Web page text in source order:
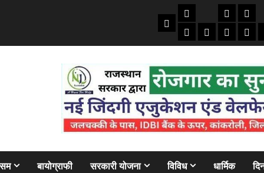
Home
तकनीकी
ऑटो
मोबाइल
क्राइम/
अजबबैंक
बायोग्राफी सरकारी योजना विविध धार्मिक